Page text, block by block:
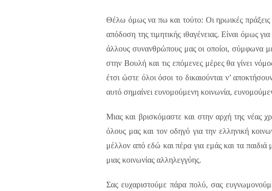
Θέλω όμως να πω και τούτο: Οι ηρωικές
απόδοση της τιμητικής ιθαγένειας. Είναι όμως
άλλους συνανθρώπους μας οι οποίοι, σύμφωνα
στην Βουλή και τις επόμενες μέρες θα γίνει
έτσι ώστε όλοι όσοι το δικαιούνται ν’
αυτό σημαίνει ευνομούμενη κοινωνία,
Μιας και βρισκόμαστε και στην αρχή της νέας
όλους μας και τον οδηγό για την ελληνική
μέλλον από εδώ και πέρα για εμάς και τα παιδιά
μιας κοινωνίας αλληλεγγύης.
Σας ευχαριστούμε πάρα πολύ, σας